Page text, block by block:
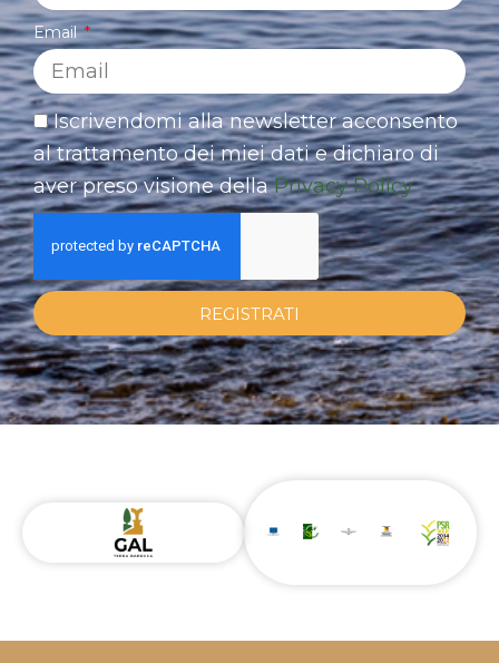
Email
Iscrivendomi alla newsletter acconsento
al trattamento dei miei dati e dichiaro di
aver preso visione dellaPrivacy Policy
REGISTRATI